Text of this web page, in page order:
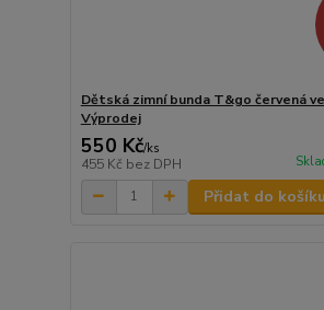
Dětská zimní bunda T&go červená
Výprodej
550 Kč/ks
455 Kč bez DPH
Přidat do košíku